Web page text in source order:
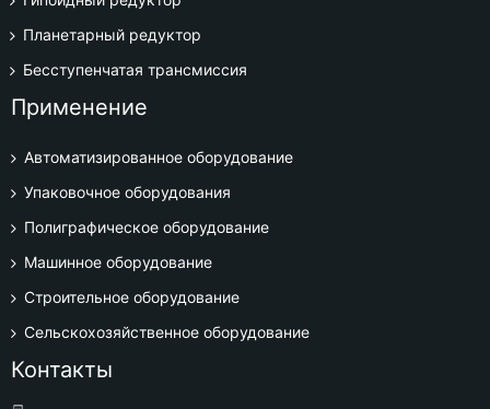
Планетарный редуктор
Бесступенчатая трансмиссия
Применение
Автоматизированное оборудование
Упаковочное оборудования
Полиграфическое оборудование
Машинное оборудование
Строительное оборудование
Сельскохозяйственное оборудование
Контакты